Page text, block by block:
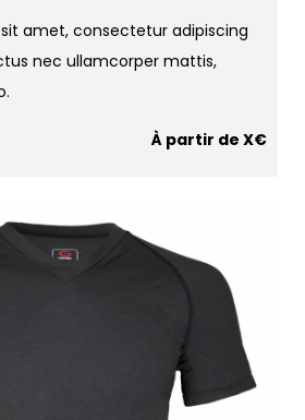
amet, consectetur adipiscing
nec ullamcorper mattis,
À partir de X€